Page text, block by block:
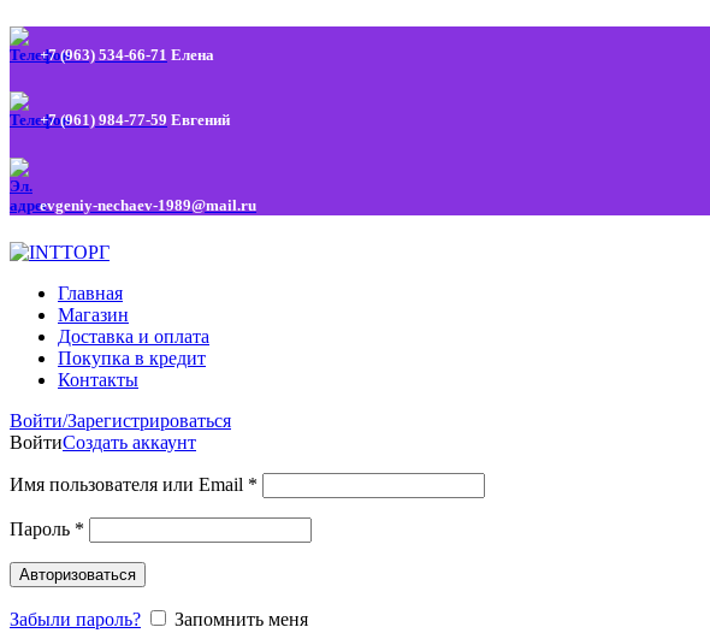
+7 (963) 534-66-71 Елена
+7 (961) 984-77-59 Евгений
evgeniy-nechaev-1989@mail.ru
Главная
Магазин
Доставка и оплата
Покупка в кредит
Контакты
Войти/Зарегистрироваться
ВойтиСоздать аккаунт
Имя пользователя или Email *
Пароль *
Авторизоваться
Забыли пароль?
Запомнить меня